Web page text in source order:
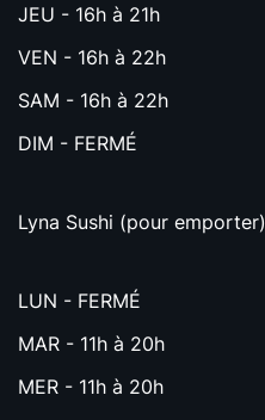
JEU - 16h à 21h
VEN - 16h à 22h
SAM - 16h à 22h
DIM - FERMÉ
Lyna Sushi (pour emporter)
LUN - FERMÉ
MAR - 11h à 20h
MER - 11h à 20h